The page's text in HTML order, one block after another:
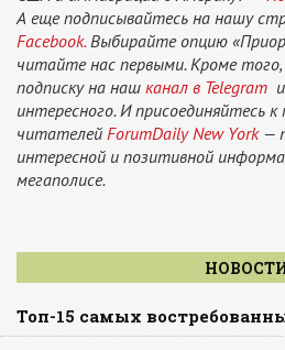
А еще подписывайтесь на нашу
Facebook.Выбирайте опцию
читайте нас первыми. Кроме
подписку на наш канал в Telegram
интересного. И присоединяйтесь
читателей ForumDaily New York—
интересной и позитивной
мегаполисе.
Топ-15 самых